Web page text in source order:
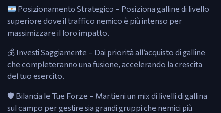
Posizionamento Strategico – Posiziona galline di livello
superiore dove il traffico nemico è più intenso per
massimizzare il loro impatto.
💰 Investi Saggiamente – Dai priorità all’acquisto di galline
che completeranno una fusione, accelerando la crescita
del tuo esercito.
🛡️ Bilancia le Tue Forze – Mantieni un mix di livelli di gallina
sul campo per gestire sia grandi gruppi che nemici più